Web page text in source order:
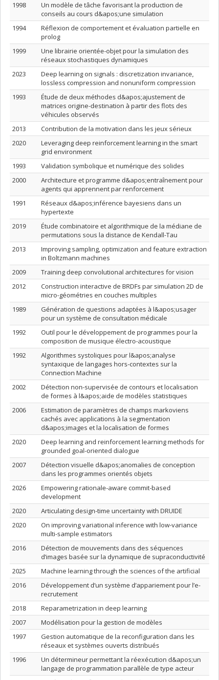
1998
Un modèle de tâche favorisant la production de
conseils au cours d&apos;une simulation
1994
Réflexion de comportement et évaluation partielle en
prolog
1999
Une librairie orientée-objet pour la simulation des
réseaux stochastiques dynamiques
2023
Deep learning on signals : discretization invariance,
lossless compression and nonuniform compression
1993
Étude de deux méthodes d&apos;ajustement de
matrices origine-destination à partir des flots des
véhicules observés
2013
Contribution de la motivation dans les jeux sérieux
2020
Leveraging deep reinforcement learning in the smart
grid environment
1993
Validation symbolique et numérique des solides
2000
Architecture et programme d&apos;entraînement pour
agents qui apprennent par renforcement
1991
Réseaux d&apos;inférence bayesiens dans un
hypertexte
2019
Étude combinatoire et algorithmique de la médiane de
permutations sous la distance de Kendall-Tau
2013
Improving sampling, optimization and feature extraction
in Boltzmann machines
2009
Training deep convolutional architectures for vision
2012
Construction interactive de BRDFs par simulation 2D de
micro-géométries en couches multiples
1989
Génération de questions adaptées à l&apos;usager
pour un système de consultation médicale
1992
Outil pour le développement de programmes pour la
composition de musique électro-acoustique
1992
Algorithmes systoliques pour l&apos;analyse
syntaxique de langages hors-contextes sur la
Connection Machine
2002
Détection non-supervisée de contours et localisation
de formes à l&apos;aide de modèles statistiques
2006
Estimation de paramètres de champs markoviens
cachés avec applications à la segmentation
d&apos;images et la localisation de formes
2020
Deep learning and reinforcement learning methods for
grounded goal-oriented dialogue
2007
Détection visuelle d&apos;anomalies de conception
dans les programmes orientés objets
2026
Empowering rationale-aware commit-based
development
2020
Articulating design-time uncertainty with DRUIDE
2020
On improving variational inference with low-variance
multi-sample estimators
2016
Détection de mouvements dans des séquences
d’images basée sur la dynamique de supraconductivité
2025
Machine learning through the sciences of the artificial
2016
Développement d’un système d’appariement pour l’e-
recrutement
2018
Reparametrization in deep learning
2007
Modélisation pour la gestion de modèles
1997
Gestion automatique de la reconfiguration dans les
réseaux et systèmes ouverts distribués
1996
Un détermineur permettant la réexécution d&apos;un
langage de programmation parallèle de type acteur